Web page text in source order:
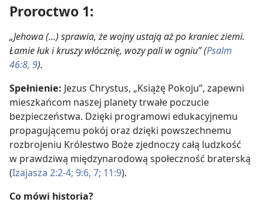
Proroctwo 1:
„Jehowa (...) sprawia, że wojny ustają aż po kraniec ziemi.
Łamie łuk i kruszy włócznię, wozy pali w ogniu” (Psalm
46:8, 9).
Spełnienie: Jezus Chrystus, „Książę Pokoju”, zapewni
mieszkańcom naszej planety trwałe poczucie
bezpieczeństwa. Dzięki programowi edukacyjnemu
propagującemu pokój oraz dzięki powszechnemu
rozbrojeniu Królestwo Boże zjednoczy całą ludzkość
w prawdziwą międzynarodową społeczność braterską
(Izajasza 2:2-4; 9:6, 7; 11:9).
Co mówi historia?